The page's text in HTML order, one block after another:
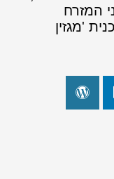
המזרח
'מגזין